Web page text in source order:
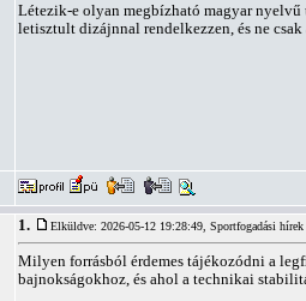
Létezik-e olyan megbízható magyar nyelvű
letisztult dizájnnal rendelkezzen, és ne
1. Elküldve: 2026-05-12 19:28:49, Sportfogadási
Milyen forrásból érdemes tájékozódni a
bajnokságokhoz, és ahol a technikai